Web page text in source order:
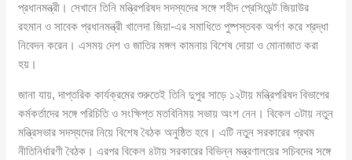
প্রধানমন্ত্রী। সেখানে তিনি মন্ত্রিপরিষদ সদস্যদের সঙ্গে শহীদ প্রেসিডেন্ট জিয়াউর
রহমান ও সাবেক প্রধানমন্ত্রী খালেদা জিয়া-এর সমাধিতে পুষ্পস্তবক অর্পণ করে শ্রদ্ধা
নিবেদন করেন। এসময় দেশ ও জাতির মঙ্গল কামনায় বিশেষ দোয়া ও মোনাজাত করা
হয়।
জানা যায়, দাপ্তরিক কার্যক্রমের শুরুতেই তিনি দুপুর সাড়ে ১২টায় মন্ত্রিপরিষদ বিভাগের
কর্মকর্তাদের সঙ্গে পরিচিতি ও সংক্ষিপ্ত মতবিনিময় সভায় অংশ নেন। বিকেল ৩টায় নতুন
মন্ত্রিসভার সদস্যদের নিয়ে বিশেষ বৈঠক অনুষ্ঠিত হবে। এটি নতুন সরকারের প্রথম
নীতিনির্ধারণী বৈঠক। এরপর বিকেল ৪টায় সরকারের বিভিন্ন মন্ত্রণালয়ের সচিবদের সঙ্গে